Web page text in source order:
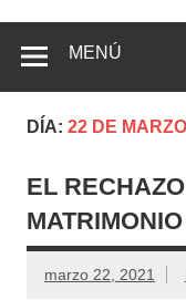
MENÚ
DÍA: 22 DE
EL
marzo 22, 2021